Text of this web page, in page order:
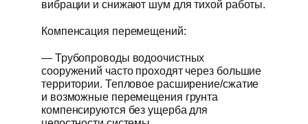
вибрации и снижают шум для тихой работы.
Компенсация перемещений:
— Трубопроводы водоочистных
сооружений часто проходят через большие
территории. Тепловое расширение/сжатие
и возможные перемещения грунта
компенсируются без ущерба для